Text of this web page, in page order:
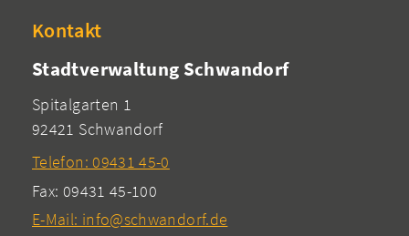
Kontakt
Stadtverwaltung Schwandorf
Spitalgarten 1
92421 Schwandorf
Telefon: 09431 45-0
Fax: 09431 45-100
E-Mail: info@schwandorf.de